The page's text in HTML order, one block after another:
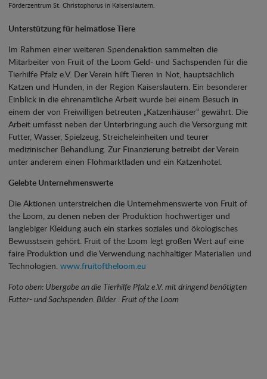
Förderzentrum St. Christophorus in Kaiserslautern.
Unterstützung für heimatlose Tiere
Im Rahmen einer weiteren Spendenaktion sammelten die
Mitarbeiter von Fruit of the Loom Geld- und Sachspenden für die
Tierhilfe Pfalz e.V. Der Verein hilft Tieren in Not, hauptsächlich
Katzen und Hunden, in der Region Kaiserslautern. Ein besonderer
Einblick in die ehrenamtliche Arbeit wurde bei einem Besuch in
einem der von Freiwilligen betreuten „Katzenhäuser“ gewährt. Die
Arbeit umfasst neben der Unterbringung auch die Versorgung mit
Futter, Wasser, Spielzeug, Streicheleinheiten und teurer
medizinischer Behandlung. Zur Finanzierung betreibt der Verein
unter anderem einen Flohmarktladen und ein Katzenhotel.
Gelebte Unternehmenswerte
Die Aktionen unterstreichen die Unternehmenswerte von Fruit of
the Loom, zu denen neben der Produktion hochwertiger und
langlebiger Kleidung auch ein starkes soziales und ökologisches
Bewusstsein gehört. Fruit of the Loom legt großen Wert auf eine
faire Produktion und die Verwendung nachhaltiger Materialien und
Technologien. www.fruitoftheloom.eu
Foto oben: Übergabe an die Tierhilfe Pfalz e.V. mit dringend benötigten
Futter- und Sachspenden. Bilder : Fruit of the Loom